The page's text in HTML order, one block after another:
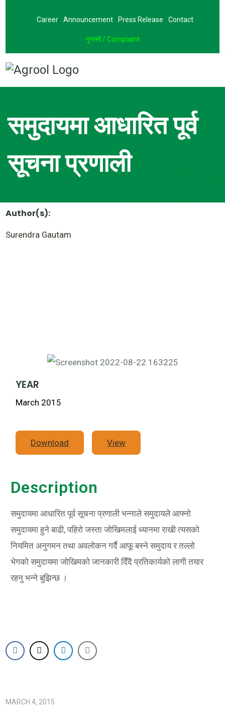
Career Announcement Press Release Contact
गुनासो / Complaint
समुदायमा आधारित पूर्व
सूचना प्रणाली
Author(s):
Surendra Gautam
YEAR
March 2015
Download View
Description
समुदायमा आधारित पूर्व सूचना प्रणाली भन्नाले समुदायले आफ्नो
समुदायमा हुने बाढी, पहिरो जस्ता जोखिमलाई ध्यानमा राखी त्यसको
नियमित अनुगमन तथा अवलोकन गर्दै आफू बस्ने समुदाय र तल्लो
भेगको समुदायमा जोखिमको जानकारी दिँदै प्रतिकार्यको लागी तयार
रहनु भन्ने बुझिन्छ ।
MARCH 4, 2015